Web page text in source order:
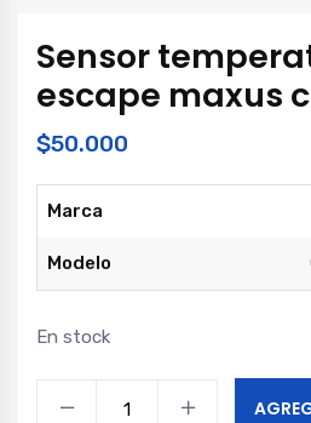
Sensor
escape maxus
$50.000
Marca
Modelo
En stock